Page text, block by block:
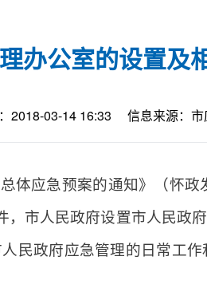
办公室的设置及
2018-03-14 16:33 信息来源：
体应急预案的通知》（怀
市人民政府设置市人民政
民政府应急管理的日常工